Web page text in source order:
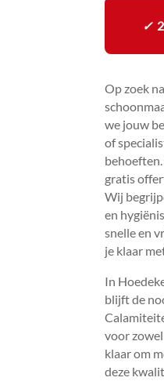
✓
Op zoek
we jouw
of
gratis
Wij
en
snelle en
je klaar
In
blijft de
voor
klaar om
deze